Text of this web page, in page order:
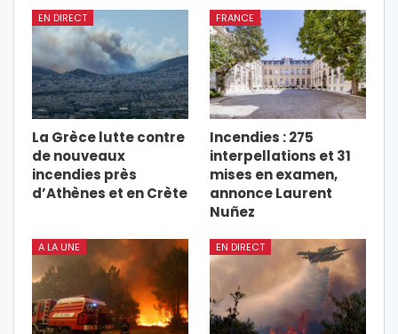
EN DIRECT
La Grèce lutte contre
de nouveaux
incendies près
d’Athènes et en Crète
FRANCE
Incendies : 275
interpellations et 31
mises en examen,
annonce Laurent
Nuñez
A LA UNE EN DIRECT